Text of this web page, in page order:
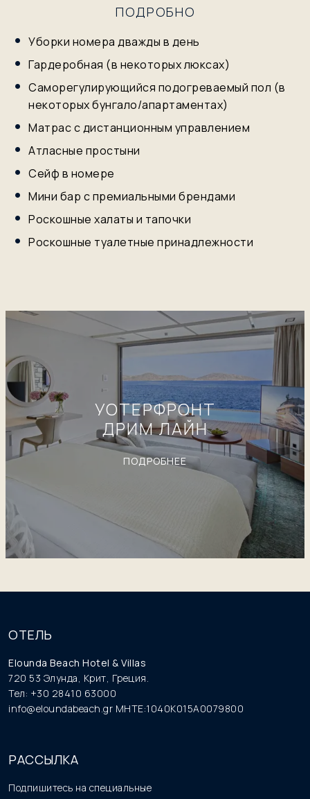
ПОДРОБНО
Уборки номера дважды в день
Гардеробная (в некоторых люксах)
Саморегулирующийся подогреваемый пол (в
некоторых бунгало/апартаментах)
Матрас с дистанционным управлением
Атласные простыни
Сейф в номере
Мини бар с премиальными брендами
Роскошные халаты и тапочки
Роскошные туалетные принадлежности
УОТЕРФРОНТ
ДРИМ ЛАЙН
ПОДРОБНЕЕ
ОТЕЛЬ
Elounda Beach Hotel & Villas
720 53 Элунда, Крит, Греция.
Тел: +30 28410 63000
info@eloundabeach.gr MHTE:1040K015A0079800
РАССЫЛКА
Подпишитесь на специальные